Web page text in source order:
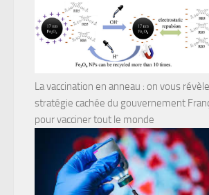
La vaccination en anneau : on vous
stratégie cachée du gouvernement
pour vacciner tout le monde